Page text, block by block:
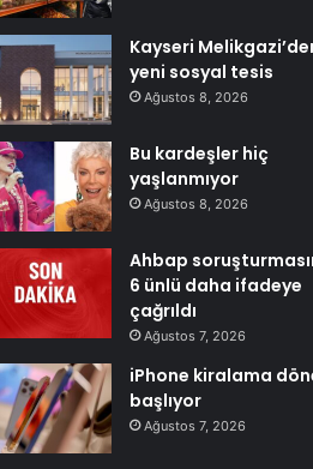
Kayseri
yeni sosyal tesis
Ağustos 8, 2026
Bu kardeşler hiç
yaşlanmıyor
Ağustos 8, 2026
Ahbap
6 ünlü daha ifadeye
çağrıldı
Ağustos 7, 2026
iPhone kiralama
başlıyor
Ağustos 7, 2026